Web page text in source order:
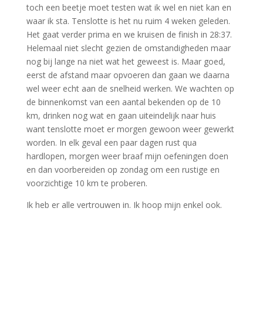
toch een beetje moet testen wat ik wel en niet kan en
waar ik sta. Tenslotte is het nu ruim 4 weken geleden.
Het gaat verder prima en we kruisen de finish in 28:37.
Helemaal niet slecht gezien de omstandigheden maar
nog bij lange na niet wat het geweest is. Maar goed,
eerst de afstand maar opvoeren dan gaan we daarna
wel weer echt aan de snelheid werken. We wachten op
de binnenkomst van een aantal bekenden op de 10
km, drinken nog wat en gaan uiteindelijk naar huis
want tenslotte moet er morgen gewoon weer gewerkt
worden. In elk geval een paar dagen rust qua
hardlopen, morgen weer braaf mijn oefeningen doen
en dan voorbereiden op zondag om een rustige en
voorzichtige 10 km te proberen.
Ik heb er alle vertrouwen in. Ik hoop mijn enkel ook.